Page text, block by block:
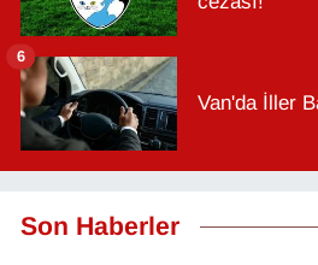
Van'da İller
6
Son Haberler